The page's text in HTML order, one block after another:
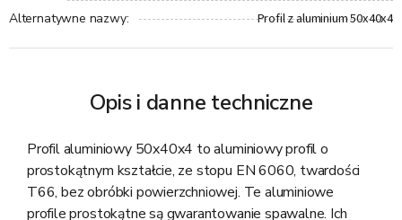
Alternatywne nazwy: Profil z aluminium 50x40x4
Opis i danne techniczne
Profil aluminiowy 50x40x4 to aluminiowy profil o
prostokątnym kształcie, ze stopu EN 6060, twardości
T66, bez obróbki powierzchniowej. Te aluminiowe
profile prostokątne są gwarantowanie spawalne. Ich